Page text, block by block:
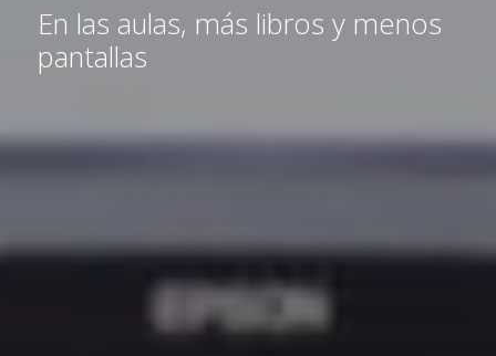
En las aulas, más libros y menos
pantallas